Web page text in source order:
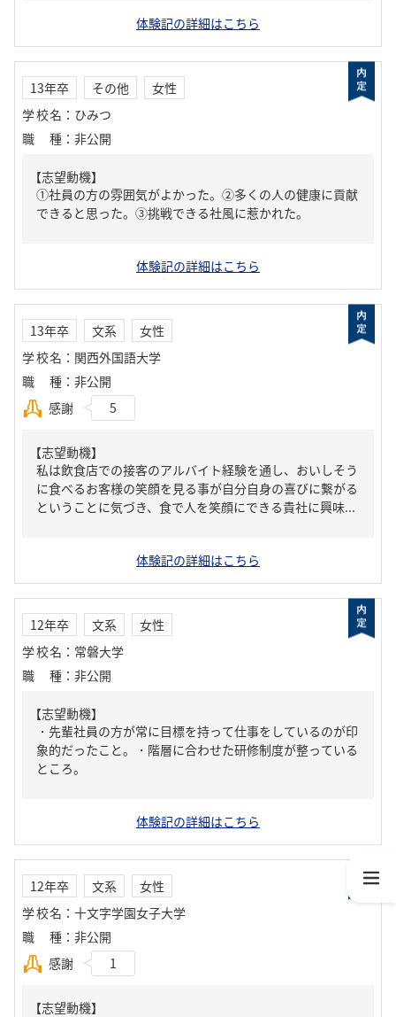
体験記の詳細はこちら
13年卒 その他
女性
学校名 ： ひみつ
職種 ： 非公開
【志望動機】
①社員の方の雰囲気がよかった。②多くの人の健康に貢献
できると思った。③挑戦できる社風に惹かれた。
体験記の詳細はこちら
13年卒 文系
女性
学校名 ： 関西外国語大学
職種 ： 非公開
感謝
5
【志望動機】
私は飲食店での接客のアルバイト経験を通し、おいしそう
に食べるお客様の笑顔を見る事が自分自身の喜びに繋がる
ということに気づき、食で人を笑顔にできる貴社に興味...
体験記の詳細はこちら
12年卒 文系
女性
学校名 ： 常磐大学
職種 ： 非公開
【志望動機】
・先輩社員の方が常に目標を持って仕事をしているのが印
象的だったこと。・階層に合わせた研修制度が整っている
ところ。
体験記の詳細はこちら
12年卒 文系
女性
学校名 ： 十文字学園女子大学
職種 ： 非公開
感謝
1
【志望動機】